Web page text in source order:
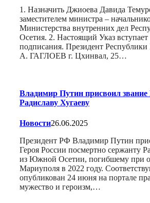
1. Назначить Джиоева Давида
заместителем министра –
Министерства внутренних дел
Осетия. 2. Настоящий Указ вступает
подписания. Президент
А. ГАГЛОЕВ г. Цхинвал, 25…
Владимир Путин присвоил звание
Радиславу Хугаеву
Новости26.06.2025
Президент РФ Владимир Путин
Героя России посмертно сержанту
из Южной Осетии, погибшему при
Мариуполя в 2022 году.
опубликован 24 июня на портале
мужество и героизм,…